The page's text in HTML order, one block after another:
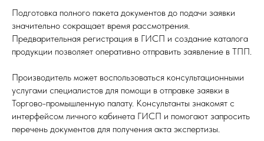
Подготовка полного пакета документов до подачи заявки
значительно сокращает время рассмотрения.
Предварительная регистрация в ГИСП и создание каталога
продукции позволяет оперативно отправить заявление в ТПП.​
Производитель может воспользоваться консультационными
услугами специалистов для помощи в отправке заявки в
Торгово-промышленную палату. Консультанты знакомят с
интерфейсом личного кабинета ГИСП и помогают запросить
перечень документов для получения акта экспертизы.​